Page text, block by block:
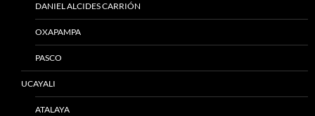
DANIEL ALCIDES CARRIÓN
OXAPAMPA
PASCO
UCAYALI
ATALAYA